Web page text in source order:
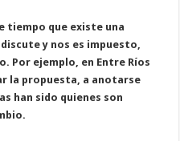
tiempo que existe una
y nos es impuesto,
Por ejemplo, en Entre Ríos
la propuesta, a anotarse
han sido quienes son